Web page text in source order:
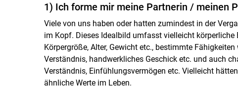
1) Ich forme mir meine Partnerin / meinen
Viele von uns haben oder hatten zumindest in der
im Kopf. Dieses Idealbild umfasst vielleicht
Körpergröße, Alter, Gewicht etc., bestimmte
Verständnis, handwerkliches Geschick etc. und auch
Verständnis, Einfühlungsvermögen etc. Vielleicht
ähnliche Werte im Leben.